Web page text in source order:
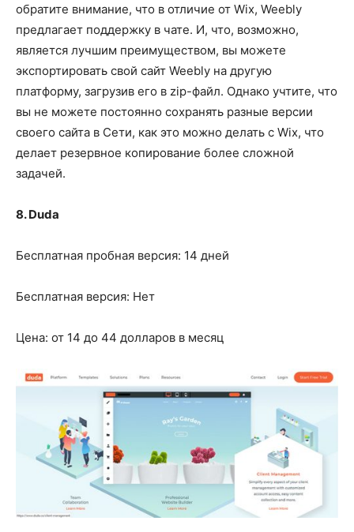
обратите внимание, что в отличие от Wix, Weebly
предлагает поддержку в чате. И, что, возможно,
является лучшим преимуществом, вы можете
экспортировать свой сайт Weebly на другую
платформу, загрузив его в zip-файл. Однако учтите, что
вы не можете постоянно сохранять разные версии
своего сайта в Сети, как это можно делать с Wix, что
делает резервное копирование более сложной
задачей.
8. Duda
Бесплатная пробная версия: 14 дней
Бесплатная версия: Нет
Цена: от 14 до 44 долларов в месяц